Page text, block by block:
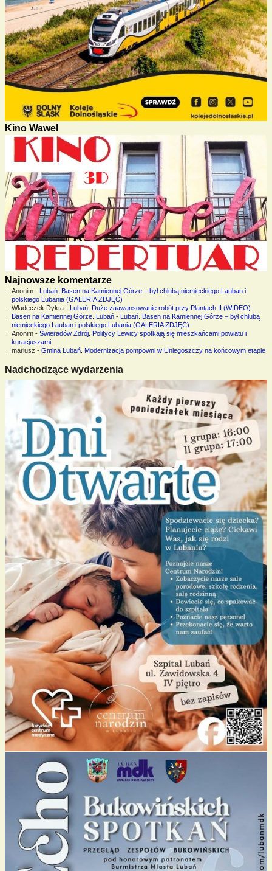
Kino Wawel
Najnowsze komentarze
Anonim- Lubań. Basen na Kamiennej Górze – był chlubą niemieckiego Lauban i
polskiego Lubania (GALERIA ZDJĘĆ)
Władeczek Dykta- Lubań. Duże zaawansowanie robót przy Plantach II (WIDEO)
Basen na Kamiennej Górze. Lubań- Lubań. Basen na Kamiennej Górze – był chlubą
niemieckiego Lauban i polskiego Lubania (GALERIA ZDJĘĆ)
Anonim- Świeradów Zdrój. Politycy Lewicy spotkają się mieszkańcami powiatu i
kuracjuszami
mariusz - Gmina Lubań. Modernizacja pompowni w Uniegoszczy na końcowym etapie
Nadchodzące wydarzenia